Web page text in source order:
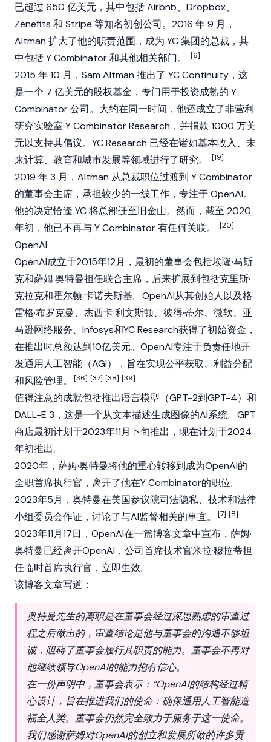
已超过 650 亿美元，其中包括 Airbnb、Dropbox、
Zenefits 和 Stripe 等知名初创公司。2016 年 9 月，
Altman 扩大了他的职责范围，成为 YC 集团的总裁，其
中包括 Y Combinator 和其他相关部门。
[6]
2015 年 10 月，Sam Altman 推出了 YC Continuity，这
是一个 7 亿美元的股权基金，专门用于投资成熟的 Y
Combinator 公司。大约在同一时间，他还成立了非营利
研究实验室 Y Combinator Research，并捐款 1000 万美
元以支持其倡议。YC Research 已经在诸如基本收入、未
来计算、教育和城市发展等领域进行了研究。
[19]
2019 年 3 月，Altman 从总裁职位过渡到 Y Combinator
的董事会主席，承担较少的一线工作，专注于 OpenAI。
他的决定恰逢 YC 将总部迁至旧金山。然而，截至 2020
年初，他已不再与 Y Combinator 有任何关联。
[20]
OpenAI
OpenAI成立于2015年12月，最初的董事会包括埃隆·马斯
克和萨姆·奥特曼担任联合主席，后来扩展到包括克里斯·
克拉克和霍尔顿·卡诺夫斯基。OpenAI从其创始人以及格
雷格·布罗克曼、杰西卡·利文斯顿、彼得·蒂尔、微软、亚
马逊网络服务、Infosys和YC Research获得了初始资金，
在推出时总额达到10亿美元。OpenAI专注于负责任地开
发通用人工智能（AGI），旨在实现公平获取、利益分配
和风险管理。
[36] [37] [38] [39]
值得注意的成就包括推出语言模型（GPT-2到GPT-4）和
DALL-E 3，这是一个从文本描述生成图像的AI系统。GPT
商店最初计划于2023年11月下旬推出，现在计划于2024
年初推出。
2020年，萨姆·奥特曼将他的重心转移到成为OpenAI的
全职首席执行官，离开了他在Y Combinator的职位。
2023年5月，奥特曼在美国参议院司法隐私、技术和法律
小组委员会作证，讨论了与AI监督相关的事宜。 [7] [8]
2023年11月17日，OpenAI在一篇博客文章中宣布，萨姆·
奥特曼已经离开OpenAI，公司首席技术官米拉·穆拉蒂担
任临时首席执行官，立即生效。
该博客文章写道：
奥特曼先生的离职是在董事会经过深思熟虑的审查过
程之后做出的，审查结论是他与董事会的沟通不够坦
诚，阻碍了董事会履行其职责的能力。董事会不再对
他继续领导OpenAI的能力抱有信心。
在一份声明中，董事会表示：“OpenAI的结构经过精
心设计，旨在推进我们的使命：确保通用人工智能造
福全人类。董事会仍然完全致力于服务于这一使命。
我们感谢萨姆对OpenAI的创立和发展所做的许多贡